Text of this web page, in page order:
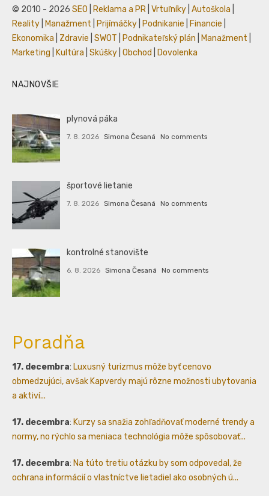
© 2010 - 2026 SEO Reklama a PR Vrtuľníky Autoškola
Reality
Manažment Prijímáčky Podnikanie Financie
Ekonomika
Zdravie SWOT Podnikateľský plán Manažment
Marketing
Kultúra Skúšky Obchod Dovolenka
NAJNOVŠIE
plynová páka
7. 8. 2026 Simona Česaná No comments
športové lietanie
7. 8. 2026 Simona Česaná No comments
kontrolné stanovište
6. 8. 2026 Simona Česaná No comments
Poradňa
17. decembra: Luxusný turizmus môže byť cenovo
obmedzujúci, avšak Kapverdy majú rôzne možnosti ubytovania
a aktiví...
17. decembra: Kurzy sa snažia zohľadňovať moderné trendy a
normy, no rýchlo sa meniaca technológia môže spôsobovať...
17. decembra: Na túto tretiu otázku by som odpovedal, že
ochrana informácií o vlastníctve lietadiel ako osobných ú...